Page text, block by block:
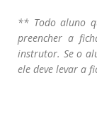
** Todo aluno
preencher a
instrutor. Se o
ele deve levar a